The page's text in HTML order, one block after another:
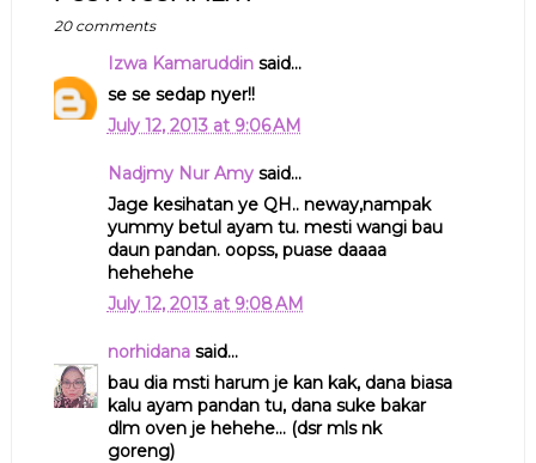
20 comments
Izwa Kamaruddinsaid...
se se sedap nyer!!
July 12, 2013 at 9:06 AM
Nadjmy Nur Amysaid...
Jage kesihatan ye QH.. neway,nampak
yummy betul ayam tu. mesti wangi bau
daun pandan. oopss, puase daaaa
hehehehe
July 12, 2013 at 9:08 AM
norhidanasaid...
bau dia msti harum je kan kak, dana biasa
kalu ayam pandan tu, dana suke bakar
dlm oven je hehehe... (dsr mls nk
goreng)